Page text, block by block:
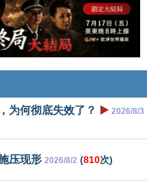
为何彻底失效了？ ▶️ 2026/8/3
压现形 2026/8/2 (810次)